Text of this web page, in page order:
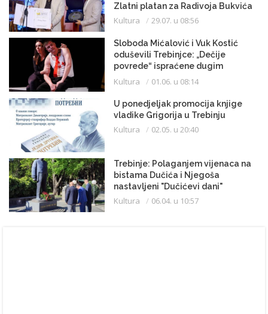
Zlatni platan za Radivoja Bukvića
Kultura 29.07. u 08:56
Sloboda Mićalović i Vuk Kostić
oduševili Trebinjce: „Dečije
povrede“ ispraćene dugim
aplauzom
Kultura 01.06. u 08:14
U ponedjeljak promocija knjige
vladike Grigorija u Trebinju
Kultura 02.05. u 20:40
Trebinje: Polaganjem vijenaca na
bistama Dučića i Njegoša
nastavljeni "Dučićevi dani"
Kultura 06.04. u 10:57